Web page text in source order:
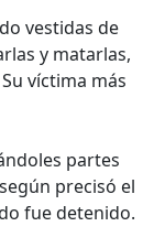
vestidas de
y matarlas,
víctima más
partes
precisó el
fue detenido.